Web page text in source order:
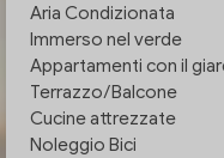
Aria Condizionata
Immerso nel verde
Appartamenti con il
Terrazzo/Balcone
Cucine attrezzate
Noleggio Bici